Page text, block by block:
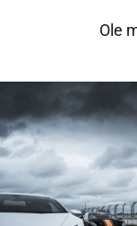
Ole